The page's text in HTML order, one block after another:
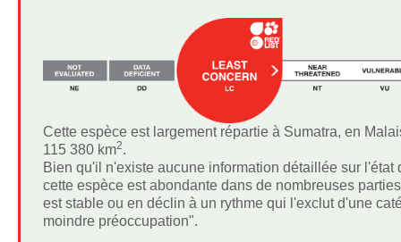
Cette espèce est largement répartie à Sumatra, en
115 380 km2.
Bien qu'il n'existe aucune information détaillée sur
cette espèce est abondante dans de nombreuses
est stable ou en déclin à un rythme qui l'exclut d'une
moindre préoccupation".